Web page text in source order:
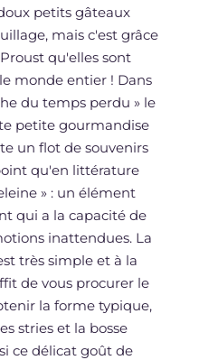
petits gâteaux
mais c'est grâce
qu'elles sont
monde entier ! Dans
du temps perdu » le
petite gourmandise
un flot de souvenirs
qu'en littérature
» : un élément
qui a la capacité de
inattendues. La
très simple et à la
de vous procurer le
la forme typique,
stries et la bosse
ce délicat goût de